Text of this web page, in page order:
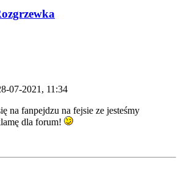
07-2021, 11:34
na fanpejdzu na fejsie ze jesteśmy
dla forum!